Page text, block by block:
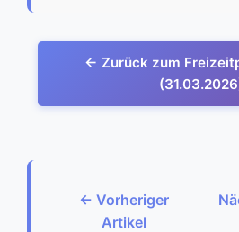
← Zurück zum
← Vorheriger
Artikel